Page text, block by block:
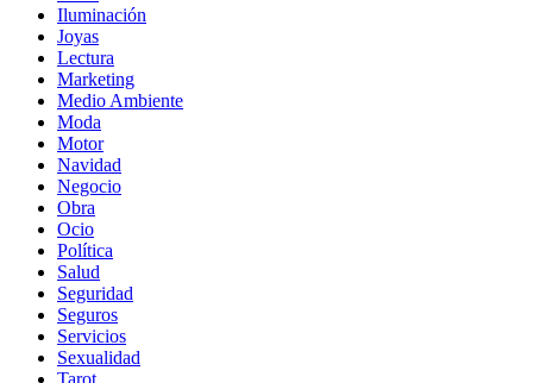
Iluminación
Joyas
Lectura
Marketing
Medio Ambiente
Moda
Motor
Navidad
Negocio
Obra
Ocio
Política
Salud
Seguridad
Seguros
Servicios
Sexualidad
Tarot